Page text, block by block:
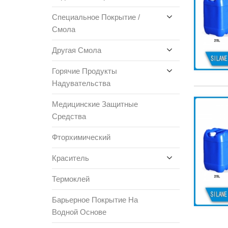
Специальное Покрытие /
Смола
Другая Смола
Горячие Продукты
Надувательства
Медицинские Защитные
Средства
Фторхимический
Краситель
Термоклей
Барьерное Покрытие На
Водной Основе